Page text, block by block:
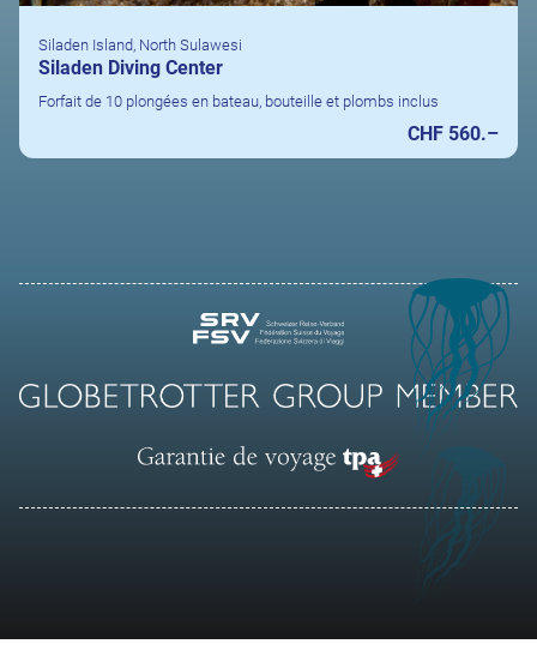
Siladen Island, North Sulawesi
Siladen Diving Center
Forfait de 10 plongées en bateau, bouteille et plombs inclus
CHF 560.–